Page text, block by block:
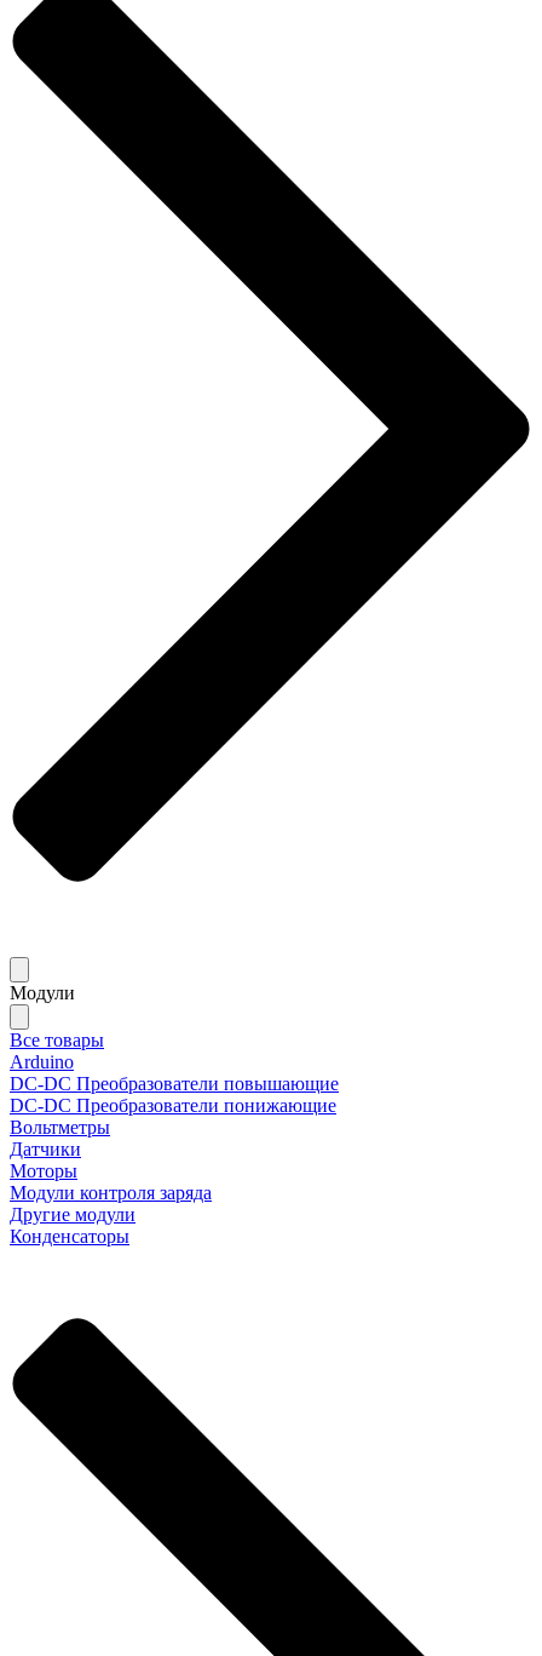
Модули
Все товары
Arduino
DC-DC Преобразователи повышающие
DC-DC Преобразователи понижающие
Вольтметры
Датчики
Моторы
Модули контроля заряда
Другие модули
Конденсаторы